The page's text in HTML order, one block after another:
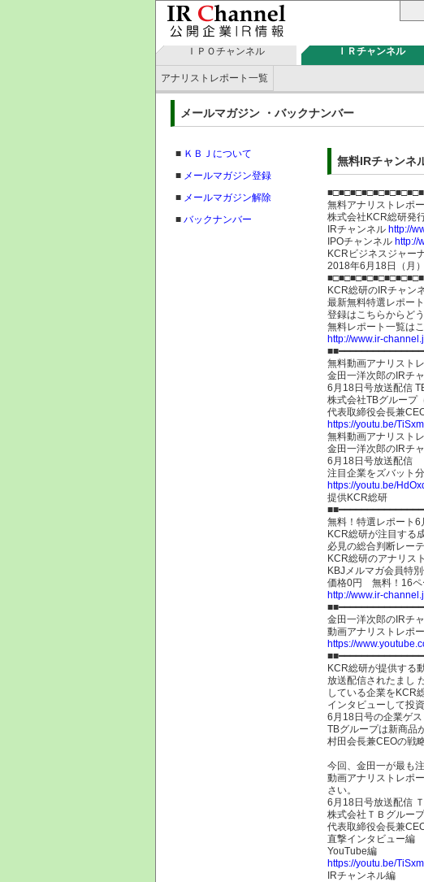
ＩＰＯチャンネル ＩＲチャンネル
アナリストレポート一覧
メールマガジン ・バックナンバー
■ ＫＢＪについて
■ メールマガジン登録
■ メールマガジン解除
■ バックナンバー
無料IRチャンネ
無料アナリストレポ
株式会社
IRチャンネル http://
IPOチャンネル http://
KCRビジネスジャー
2018年6月18日
KCR総研のIRチャ
最新無料特選レポー
登録はこちらからど
無料レポート一覧は
http://www.ir-
無料動画アナリスト
金田一洋次郎のIRチ
6月18日号放送配信
株式会社TBグループ
代表取締役会長兼
https://youtu.be/
無料動画アナリスト
金田一洋次郎のIRチ
6月18日号放送配信
注目企業をズバット
https://youtu.be/
提供KCR総研
無料！特選レポート6
KCR総研が注目する
必見の総合判断レー
KCR総研のアナリス
KBJメルマガ会員特
価格0円 無料！16ペ
http://www.ir-
金田一洋次郎のIRチ
動画アナリストレポ
https://
KCR総研が提供する
放送配信されたまし
している企業をKCR
インタビューして投
6月18日号の企業ゲ
TBグループは新商品
村田会長兼CEOの戦
今回、金田一が最も
動画アナリストレポ
さい。
6月18日号放送配信
株式会社ＴＢグルー
代表取締役会長兼
直撃インタビュー編
YouTube編
https://youtu.be/
IRチャンネル編